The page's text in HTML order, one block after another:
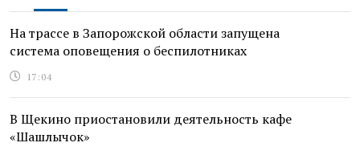
На трассе в Запорожской области запущена
система оповещения о беспилотниках
17:04
В Щекино приостановили деятельность кафе
«Шашлычок»